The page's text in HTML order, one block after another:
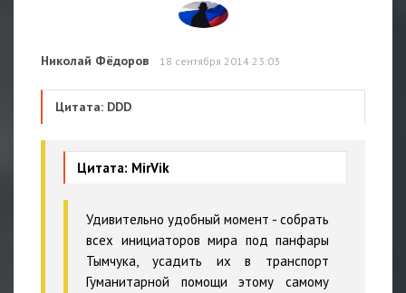
Николай Фёдоров 18 сентября 2014 23:03
Цитата: DDD
Цитата: MirVik
Удивительно удобный момент - собрать
всех инициаторов мира под панфары
Тымчука, усадить их в транспорт
Гуманитарной помощи этому самому